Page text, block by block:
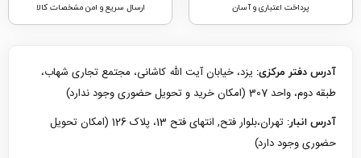
پرداخت اعتباری و آسان ارسال سریع و امن مشخصات کالا
آدرس دفتر مرکزی: یزد، خیابان آیت الله کاشانی، مجتمع تجاری شهاب،
طبقه دوم، واحد 307 (امکان خرید و تحویل حضوری وجود ندارد)
آدرس انبار:
تهران،بلوار فتح, انتهای فتح 13، پلاک 126 (امکان تحویل
حضوری وجود دارد)